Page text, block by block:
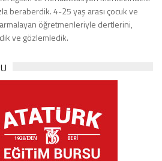
beraberdik. 4-25 yaş arası çocuk ve
öğretmenleriyle dertlerini,
ve gözlemledik.